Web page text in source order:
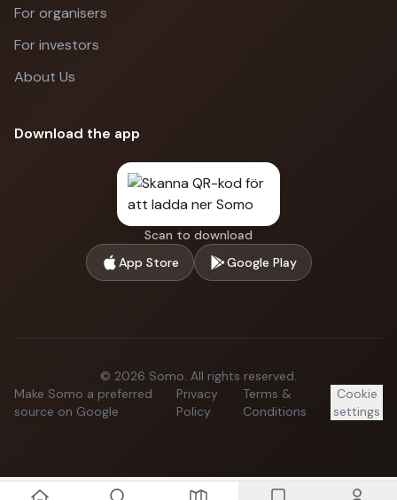
For organisers
For investors
About Us
Download the app
Scan to download
App Store
Google Play
© 2026 Somo. All rights reserved.
Make Somo a preferred
source on Google
Privacy
Policy
Terms &
Conditions
Cookie
settings